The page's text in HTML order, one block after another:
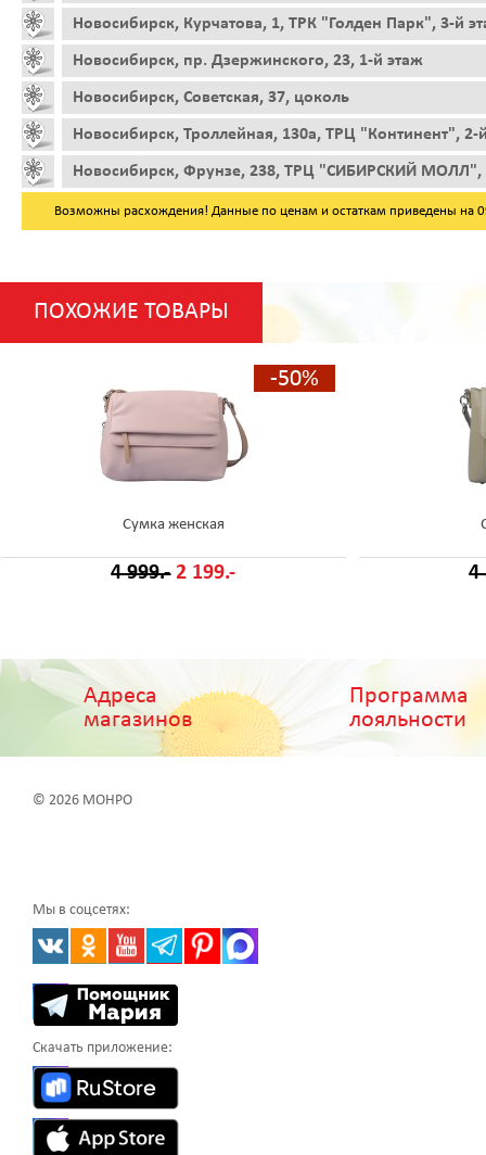
Новосибирск, Курчатова, 1, ТРК "Голден Парк", 3-й
Новосибирск, пр. Дзержинского, 23, 1-й этаж
Новосибирск, Советская, 37, цоколь
Новосибирск, Троллейная, 130а, ТРЦ "Континент", 2-
Новосибирск, Фрунзе, 238, ТРЦ "СИБИРСКИЙ МОЛЛ",
Возможны расхождения! Данные по ценам и остаткам приведены на
ПОХОЖИЕ ТОВАРЫ
-50%
Сумка женская
4 999.- 2 199.- 4
Адреса
магазинов
Программа
лояльности
© 2026 МОНРО
Мы в соцсетях:
Скачать приложение: